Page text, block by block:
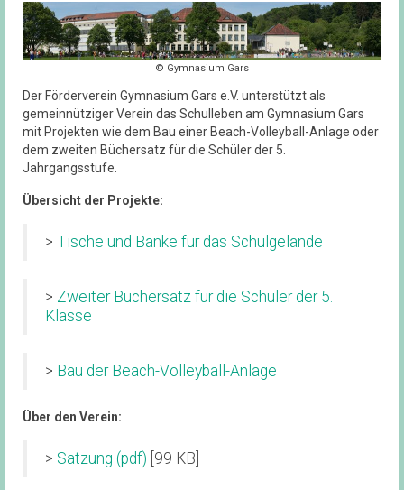
News / Berichte
Downloads © Gymnasium Gars
Der Förderverein Gymnasium Gars e.V. unterstützt als
gemeinnütziger Verein das Schulleben am Gymnasium Gars
mit Projekten wie dem Bau einer Beach-Volleyball-Anlage oder
dem zweiten Büchersatz für die Schüler der 5.
Jahrgangsstufe.
Übersicht der Projekte:
> Tische und Bänke für das Schulgelände
> Zweiter Büchersatz für die Schüler der 5.
Klasse
> Bau der Beach-Volleyball-Anlage
Über den Verein:
> Satzung (pdf) [99 KB]